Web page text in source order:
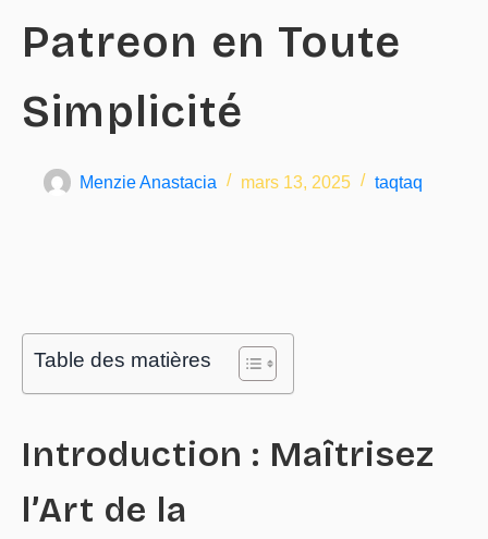
Patreon en Toute
Simplicité
Menzie Anastacia mars 13, 2025 taqtaq
Table des matières
Introduction : Maîtrisez
l’Art de la